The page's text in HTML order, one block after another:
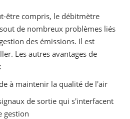
être compris, le débitmètre
de nombreux problèmes liés
des émissions. Il est
Les autres avantages de
à maintenir la qualité de l'air
de sortie qui s'interfacent
gestion